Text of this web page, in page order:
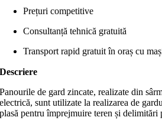
Prețuri competitive
Consultanță tehnică gratuită
Transport rapid gratuit în oraș cu
Descriere
Panourile de gard zincate, realizate din
electrică, sunt utilizate la realizarea de
plasă pentru împrejmuire teren și delimitări